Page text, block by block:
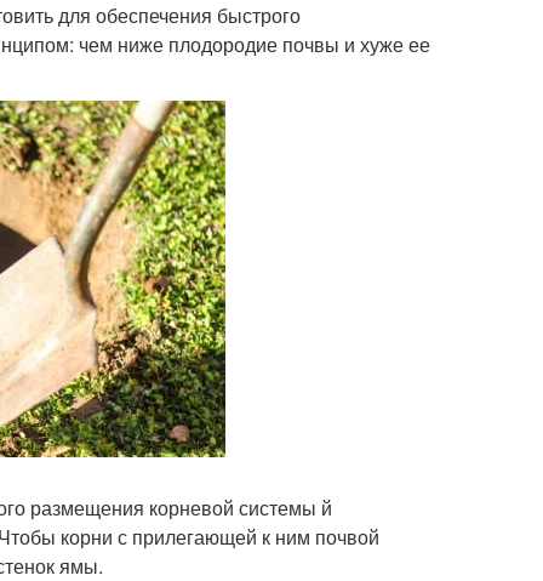
для обеспечения быстрого
чем ниже плодородие почвы и хуже ее
размещения корневой системы й
корни с прилегающей к ним почвой
ямы.